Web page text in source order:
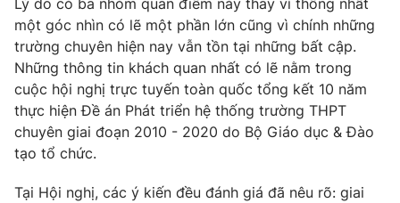
Lý do có ba nhóm quan điểm này thay vì thống nhất
một góc nhìn có lẽ một phần lớn cũng vì chính những
trường chuyên hiện nay vẫn tồn tại những bất cập.
Những thông tin khách quan nhất có lẽ nằm trong
cuộc hội nghị trực tuyến toàn quốc tổng kết 10 năm
thực hiện Đề án Phát triển hệ thống trường THPT
chuyên giai đoạn 2010 - 2020 do Bộ Giáo dục & Đào
tạo tổ chức.
Tại Hội nghị, các ý kiến đều đánh giá đã nêu rõ: giai